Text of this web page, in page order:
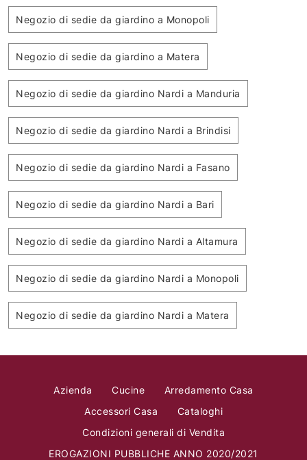
Negozio di sedie da giardino a Monopoli
Negozio di sedie da giardino a Matera
Negozio di sedie da giardino Nardi a Manduria
Negozio di sedie da giardino Nardi a Brindisi
Negozio di sedie da giardino Nardi a Fasano
Negozio di sedie da giardino Nardi a Bari
Negozio di sedie da giardino Nardi a Altamura
Negozio di sedie da giardino Nardi a Monopoli
Negozio di sedie da giardino Nardi a Matera
Azienda Cucine
Arredamento Casa
Accessori Casa
Cataloghi
Condizioni generali di Vendita
EROGAZIONI PUBBLICHE ANNO 2020/2021